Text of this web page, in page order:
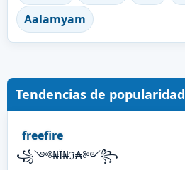
Aalamyam
Tendencias de popularidad
freefire
꧁༺₦Ї₦ℑ₳༻꧂